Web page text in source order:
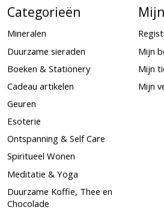
Categorieën
Mineralen
Duurzame sieraden
Boeken & Stationery
Cadeau artikelen
Geuren
Esoterie
Ontspanning & Self Care
Spiritueel Wonen
Meditatie & Yoga
Duurzame Koffie, Thee en
Chocolade
Mijn
Mijn
Mijn